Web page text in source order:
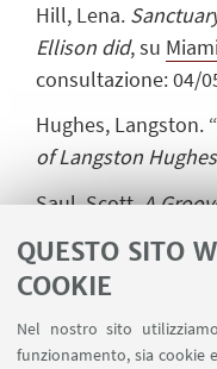
QUESTO SITO
COOKIE
Nel nostro sito
funzionamento, sia cookie
Hill, Lena.
Ellison did, su
consultazione: 04/
Hughes, Langston.
of Langston Hughes
Saul, Scott.A
Juneteenth,su
consultazione: 04/
consultazione: 04/